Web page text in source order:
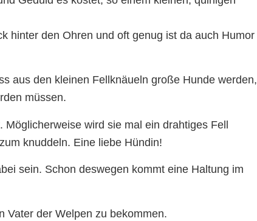
hinter den Ohren und oft genug ist da auch Humor
aus den kleinen Fellknäueln große Hunde werden,
müssen.
wird sie mal ein drahtiges Fell
knuddeln. Eine liebe Hündin!
sein. Schon deswegen kommt eine Haltung im
Vater der Welpen zu bekommen.